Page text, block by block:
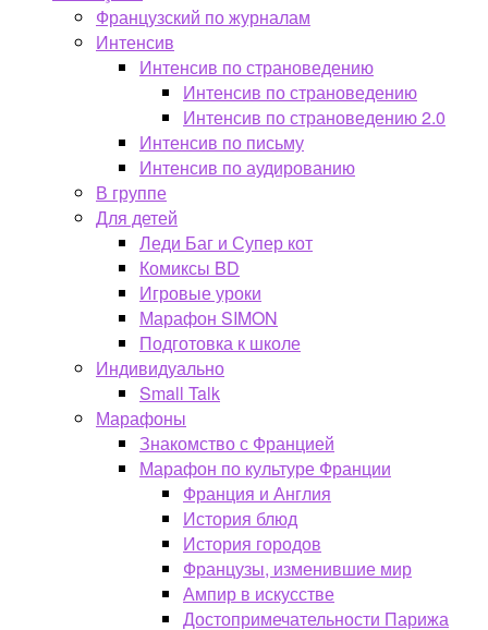
Французский по журналам
Интенсив
Интенсив по страноведению
Интенсив по страноведению
Интенсив по страноведению 2.0
Интенсив по письму
Интенсив по аудированию
В группе
Для детей
Леди Баг и Супер кот
Комиксы BD
Игровые уроки
Марафон SIMON
Подготовка к школе
Индивидуально
Small Talk
Марафоны
Знакомство с Францией
Марафон по культуре Франции
Франция и Англия
История блюд
История городов
Французы, изменившие мир
Ампир в искусстве
Достопримечательности Парижа